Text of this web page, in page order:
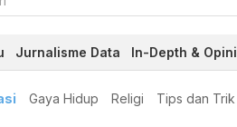
Jurnalisme Data In-Depth & Opini
Gaya Hidup Religi Tips dan Trik